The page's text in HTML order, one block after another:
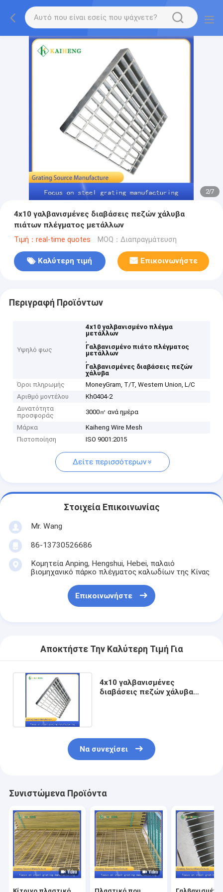
2/7
4x10 γαλβανισμένες διαβάσεις πεζών χάλυβα
πιάτων πλέγματος μετάλλων
Τιμή：real-time quotes MOQ：Διαπραγμάτευση
Καλύτερη τιμή Επικοινωνήστε
Περιγραφή Προϊόντων
Υψηλό φως
4x10 γαλβανισμένο πλέγμα
μετάλλων
,
Γαλβανισμένο πιάτο πλέγματος
μετάλλων
,
Γαλβανισμένες διαβάσεις πεζών
χάλυβα
Όροι πληρωμής
MoneyGram, T/T, Western Union, L/C
Αριθμό μοντέλου
Kh0404-2
Δυνατότητα
προσφοράς
3000㎡ ανά ημέρα
Μάρκα
Kaiheng Wire Mesh
Πιστοποίηση
ISO 9001:2015
Δείτε περισσότερων
Στοιχεία Επικοινωνίας
Mr. Wang
86-13730526686
Κομητεία Anping, Hengshui, Hebei, παλαιό
βιομηχανικό πάρκο πλέγματος καλωδίων της Κίνας
Επικοινωνήστε
Αποκτήστε Την Καλύτερη Τιμή Για
4x10 γαλβανισμένες
διαβάσεις πεζών χάλυβα
Να συνεχίσει
Συνιστώμενα Προϊόντα